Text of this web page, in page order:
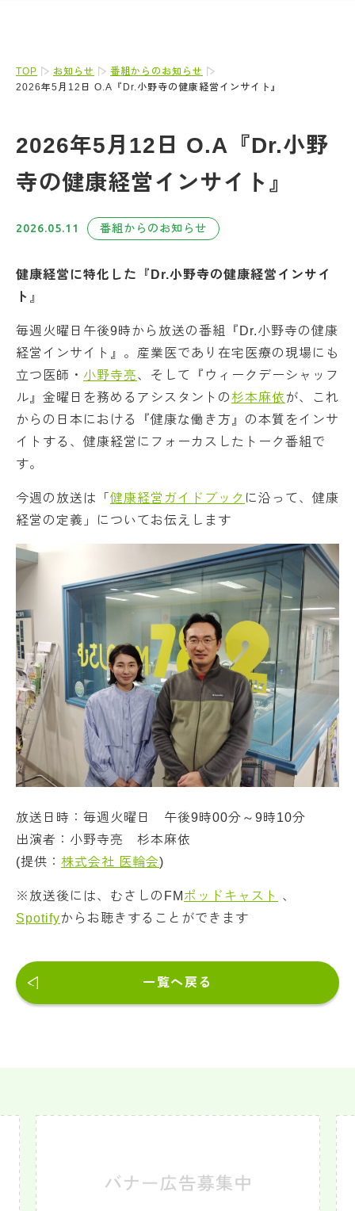
TOP お知らせ
番組からのお知らせ
2026年5月12日 O.A『Dr.小野寺の健康経営インサイト』
2026年5月12日 O.A『Dr.小野
寺の健康経営インサイト』
2026.05.11 番組からのお知らせ
健康経営に特化した『Dr.小野寺の健康経営インサイ
ト 』
毎週火曜日午後9時から放送の番組『Dr.小野寺の健康
経営インサイト』。産業医であり在宅医療の現場にも
立つ医師・ 小野寺亮、そして『ウィークデーシャッフ
ル』金曜日を務めるアシスタントの杉本麻依が、これ
からの日本における『健康な働き方』の本質をインサ
イトする、健康経営にフォーカスしたトーク番組で
す。
今週の放送は「健康経営ガイドブック に沿って、健康
経営の定義」についてお伝えします
放送日時：毎週火曜日 午後9時00分～9時10分
出演者：小野寺亮 杉本麻依
(提供： 株式会社 医輪会)
※放送後には、むさしのFM ポッドキャスト
、
Spotifyからお聴きすることができます
一覧へ戻る